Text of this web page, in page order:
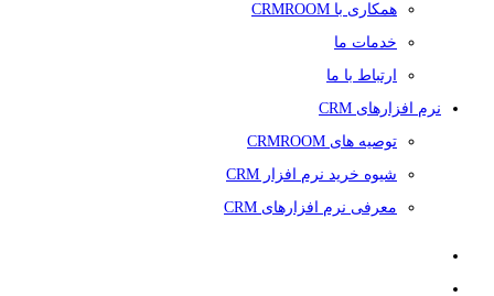
همکاری با CRMROOM
خدمات ما
ارتباط با ما
نرم افزارهای CRM
توصیه های CRMROOM
شیوه خرید نرم افزار CRM
معرفی نرم افزارهای CRM